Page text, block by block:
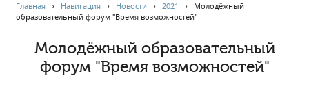
НАВИГАЦИЯ
Главная
Профессионалитет
Главная › Навигация › Новости ›2021 › ️Молодёжный
образовательный форум "Время возможностей"️
️Молодёжный образовательный
форум "Время возможностей"️